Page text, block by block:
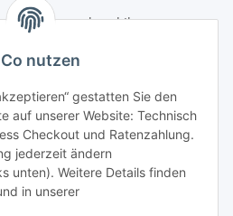
nutzen
gestatten Sie den
auf unserer Website: Technisch
Checkout und Ratenzahlung.
jederzeit ändern
unten). Weitere Details finden
in unserer
mir entsprechend Ihrer
per E-Mail zu.
Newsletter abonnieren